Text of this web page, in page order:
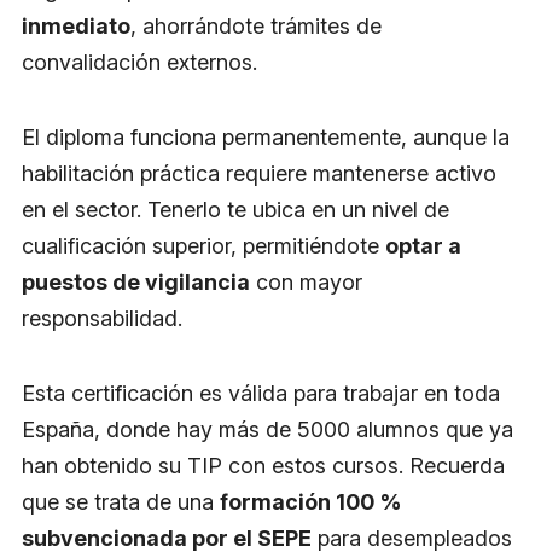
inmediato, ahorrándote trámites de
convalidación externos.
El diploma funciona permanentemente, aunque la
habilitación práctica requiere mantenerse activo
en el sector. Tenerlo te ubica en un nivel de
cualificación superior, permitiéndote optar a
puestos de vigilancia con mayor
responsabilidad.
Esta certificación es válida para trabajar en toda
España, donde hay más de 5000 alumnos que ya
han obtenido su TIP con estos cursos. Recuerda
que se trata de una formación 100 %
subvencionada por el SEPE para desempleados